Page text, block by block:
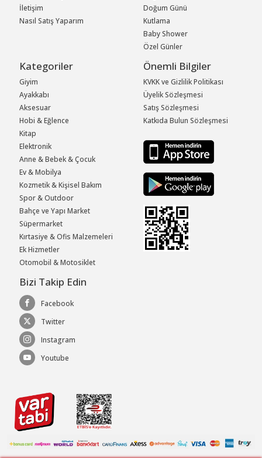
İletişim
Nasıl Satış Yaparım
Doğum Günü
Kutlama
Baby Shower
Özel Günler
Kategoriler
Giyim
Ayakkabı
Aksesuar
Hobi & Eğlence
Kitap
Elektronik
Anne & Bebek & Çocuk
Ev & Mobilya
Kozmetik & Kişisel Bakım
Spor & Outdoor
Bahçe ve Yapı Market
Süpermarket
Kırtasiye & Ofis Malzemeleri
Ek Hizmetler
Otomobil & Motosiklet
Önemli Bilgiler
KVKK ve Gizlilik Politikası
Üyelik Sözleşmesi
Satış Sözleşmesi
Katkıda Bulun Sözleşmesi
Bizi Takip Edin
Facebook
Twitter
Instagram
Youtube